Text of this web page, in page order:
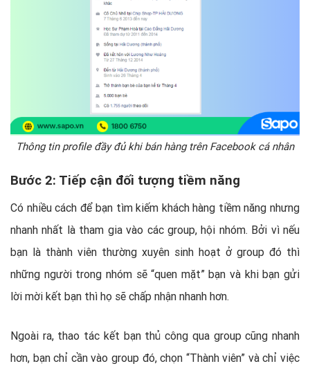
Thông tin profile đầy đủ khi bán hàng trên Facebook cá nhân
Bước 2: Tiếp cận đối tượng tiềm năng
Có nhiều cách để bạn tìm kiếm khách hàng tiềm năng nhưng
nhanh nhất là tham gia vào các group, hội nhóm. Bởi vì nếu
bạn là thành viên thường xuyên sinh hoạt ở group đó thì
những người trong nhóm sẽ “quen mặt” bạn và khi bạn gửi
lời mời kết bạn thì họ sẽ chấp nhận nhanh hơn.
Ngoài ra, thao tác kết bạn thủ công qua group cũng nhanh
hơn, bạn chỉ cần vào group đó, chọn “Thành viên” và chỉ việc